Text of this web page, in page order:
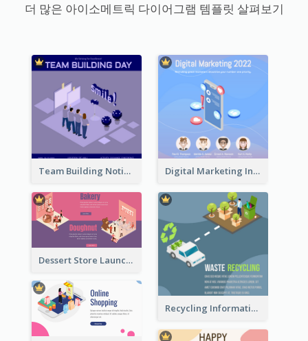
더 많은 아이소메트릭 다이어그램 템플릿 살펴보기
Team Building Notification Post With Isometric Diagram Digital Marketing Instagram Post With Isometric Graphics
Dessert Store Launching Slide With Isometric Diagram
Recycling Information Graphic With Isometric Diagram